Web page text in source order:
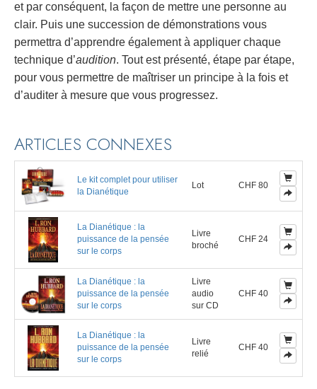
et par conséquent, la façon de mettre une personne au
clair. Puis une succession de démonstrations vous
permettra d’apprendre également à appliquer chaque
technique d’audition. Tout est présenté, étape par étape,
pour vous permettre de maîtriser un principe à la fois et
d’auditer à mesure que vous progressez.
ARTICLES CONNEXES
Le kit complet pour utiliser
la Dianétique
Lot CHF 80
La Dianétique : la
puissance de la pensée
sur le corps
Livre
broché
CHF 24
La Dianétique : la
puissance de la pensée
sur le corps
Livre
audio
sur CD
CHF 40
La Dianétique : la
puissance de la pensée
sur le corps
Livre
relié
CHF 40